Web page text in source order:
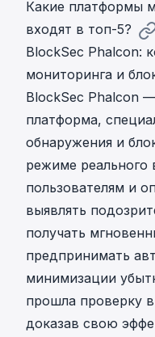
Какие платформы
входят в топ-5?
BlockSec Phalcon:
мониторинга и
BlockSec Phalcon
платформа,
обнаружения и
режиме реального
пользователям и
выявлять
получать
предпринимать
минимизации
прошла проверку
доказав свою